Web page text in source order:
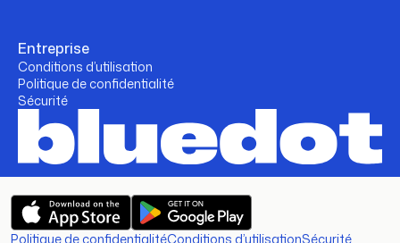
Entreprise
Conditions d’utilisation
Politique de confidentialité
Sécurité
Politique de confidentialitéConditions d’utilisationSécurité